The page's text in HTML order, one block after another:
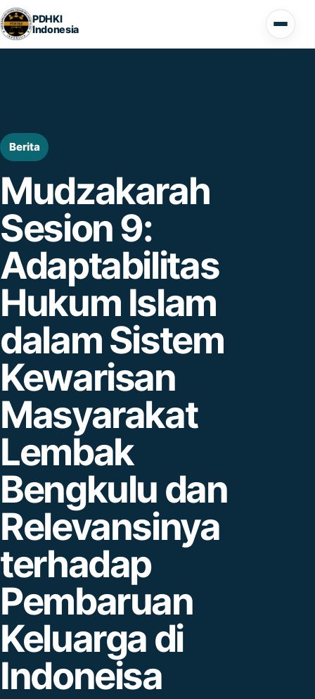
Lompat ke konten
PDHKI
Indonesia
Buka
Berita
Mudzakarah
Sesion 9:
Adaptabilitas
Hukum Islam
dalam Sistem
Kewarisan
Masyarakat
Lembak
Bengkulu dan
Relevansinya
terhadap
Pembaruan
Keluarga di
Indoneisa